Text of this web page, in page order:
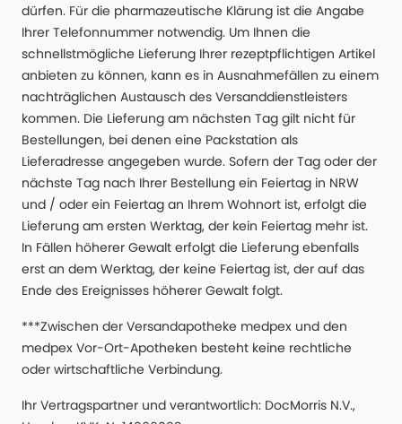
dürfen. Für die pharmazeutische Klärung ist die Angabe
Ihrer Telefonnummer notwendig. Um Ihnen die
schnellstmögliche Lieferung Ihrer rezeptpflichtigen Artikel
anbieten zu können, kann es in Ausnahmefällen zu einem
nachträglichen Austausch des Versanddienstleisters
kommen. Die Lieferung am nächsten Tag gilt nicht für
Bestellungen, bei denen eine Packstation als
Lieferadresse angegeben wurde. Sofern der Tag oder der
nächste Tag nach Ihrer Bestellung ein Feiertag in NRW
und / oder ein Feiertag an Ihrem Wohnort ist, erfolgt die
Lieferung am ersten Werktag, der kein Feiertag mehr ist.
In Fällen höherer Gewalt erfolgt die Lieferung ebenfalls
erst an dem Werktag, der keine Feiertag ist, der auf das
Ende des Ereignisses höherer Gewalt folgt.
***Zwischen der Versandapotheke medpex und den
medpex Vor-Ort-Apotheken besteht keine rechtliche
oder wirtschaftliche Verbindung.
Ihr Vertragspartner und verantwortlich: DocMorris N.V.,